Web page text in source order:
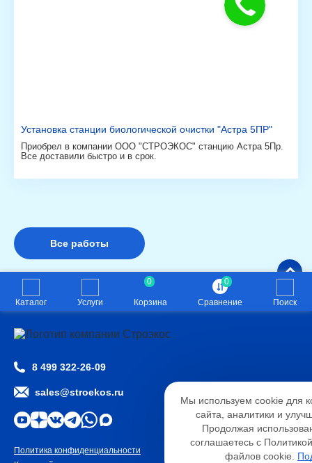
Установка станции биологической очистки "Астра 5ПР"
Приобрел в компании ООО "СТРОЭКОС" станцию Астра 5Пр.
Все доставили быстро и в срок.
Все работы
Каталог Услуги
0
Корзина
0
Сравнение Поиск
8 499 322-26-09
sales@stroekos.ru
Политика конфиденциальности
2026 © ООО «СТРОЭКОС»
Мы используем cookie для
сайта, аналитики и
Продолжая
соглашаетесь с
файлов cookie.
Необходимые
Функциональные